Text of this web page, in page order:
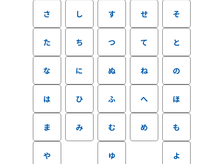
さ し す せ そ
た ち つ て と
な に ぬ ね の
は ひ ふ へ ほ
ま み む め も
や ゆ よ